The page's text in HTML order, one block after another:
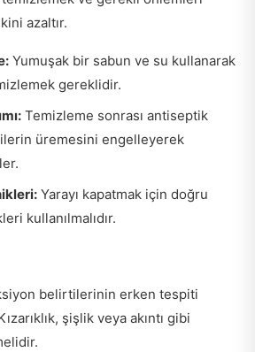
azaltır.
Yumuşak bir sabun ve su kullanarak
gereklidir.
Temizleme sonrası antiseptik
üremesini engelleyerek
Yarayı kapatmak için doğru
kullanılmalıdır.
belirtilerinin erken tespiti
şişlik veya akıntı gibi